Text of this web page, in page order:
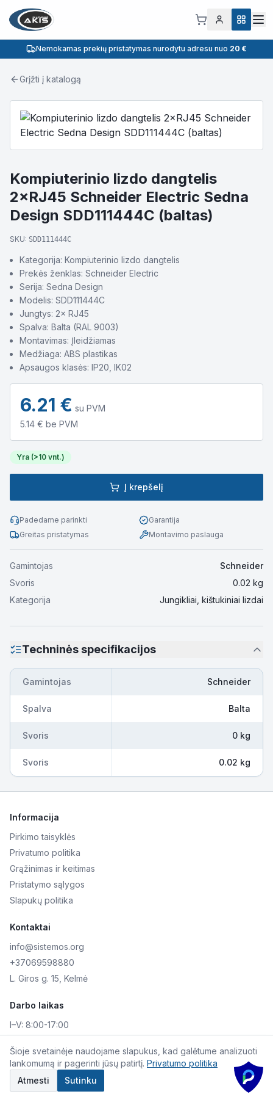
Nemokamas prekių pristatymas nurodytu adresu nuo 20 €
Grįžti į katalogą
Kompiuterinio lizdo dangtelis
2×RJ45 Schneider Electric Sedna
Design SDD111444C (baltas)
SKU: SDD111444C
Kategorija: Kompiuterinio lizdo dangtelis
Prekės ženklas: Schneider Electric
Serija: Sedna Design
Modelis: SDD111444C
Jungtys: 2× RJ45
Spalva: Balta (RAL 9003)
Montavimas: Įleidžiamas
Medžiaga: ABS plastikas
Apsaugos klasės: IP20, IK02
6.21 € su PVM
5.14 € be PVM
Yra (>10 vnt.)
Į krepšelį
Padedame parinkti
Garantija
Greitas pristatymas
Montavimo paslauga
Gamintojas
Schneider
Svoris
0.02 kg
Kategorija
Jungikliai, kištukiniai lizdai
Techninės specifikacijos
Gamintojas Schneider
Spalva Balta
Svoris 0 kg
Svoris 0.02 kg
Informacija
Pirkimo taisyklės
Privatumo politika
Grąžinimas ir keitimas
Pristatymo sąlygos
Slapukų politika
Kontaktai
info@sistemos.org
+37069598880
L. Giros g. 15, Kelmė
Darbo laikas
I–V: 8:00-17:00
© 2026 Skaitmeninė AKIS. Visos teisės saugomos.
Šioje svetainėje naudojame slapukus, kad galėtume analizuoti
lankomumą ir pagerinti jūsų patirtį. Privatumo politika
Atmesti
Sutinku